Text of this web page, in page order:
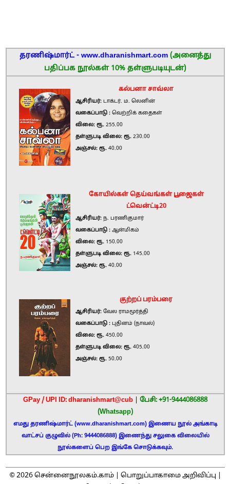
தரணிஷ்மார்ட் - www.dharanishmart.com (அனைத்து
பதிப்பக நூல்கள் 10% தள்ளுபடியுடன்)
கல்பனா சாவ்லா
ஆசிரியர்: டாக்டர். ம. லெனின்
வகைப்பாடு : வெற்றிக் கதைகள்
விலை: ரூ. 255.00
தள்ளுபடி விலை: ரூ. 230.00
அஞ்சல்: ரூ. 40.00
கோயில்கள் தெய்வங்கள் பூஜைகள்
ட்வென்ட்டி20
ஆசிரியர்: ந. பரணிகுமார்
வகைப்பாடு : ஆன்மிகம்
விலை: ரூ. 150.00
தள்ளுபடி விலை: ரூ. 145.00
அஞ்சல்: ரூ. 40.00
குற்றப் பரம்பரை
ஆசிரியர்: வேல ராமமூர்த்தி
வகைப்பாடு : புதினம் (நாவல்)
விலை: ரூ. 450.00
தள்ளுபடி விலை: ரூ. 405.00
அஞ்சல்: ரூ. 50.00
GPay / UPI ID: dharanishmart@cub
பேசி: +91-9444086888
(Whatsapp)
எமது தரணிஷ்மார்ட் (www.dharanishmart.com) இணைய நூல் அங்காடி
வாட்சப் குழுவில் (Ph: 9444086888) இணைந்து சலுகை விலையில்
நூல்களைப் பெற இங்கே சொடுக்கவும்.
©2026சென்னைநூலகம்.காம் | பொறுப்பாகாமை அறிவிப்பு